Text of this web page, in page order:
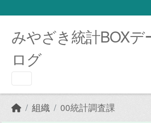
みやざき統計BOXデ
ログ
組織 00統計調査課